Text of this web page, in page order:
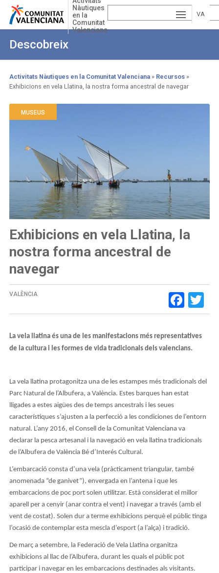
Skip
main
Nàutiques
en la
Comunitat
Valenciana
VA
Descobreix
Breadcrumb
Activitats Nàutiques en la Comunitat Valenciana
Recursos
Exhibicions en vela Llatina, la nostra forma ancestral de navegar
MUSEUS
Exhibicions en vela Llatina, la
nostra forma ancestral de
navegar
VALÈNCIA
La vela llatina és una de les manifestacions més representatives
de la cultura i les formes de vida tradicionals dels valencians.
La vela llatina protagonitza una de les estampes més tradicionals del
Parc Natural de l’Albufera, a València. Estes barques han estat
lligades a estes aigües des de temps ancestrals i les seues
característiques s’ajusten a la perfecció a les condiciones de l’entorn
natural. L’any 2016, el Consell de la Comunitat Valenciana va
declarar la pesca artesanal i la navegació en vela llatina tradicionals
de l’Albufera de València Bé d’Interés Cultural.
L’embarcació consta d’una vela (pràcticament triangular, també
anomenada “de ganivet”), envergada en l’antena i que les
embarcacions de poc port solen utilitzar. Està considerat el millor
aparell per a cenyir (anar contra el vent) i navegar a través (amb el
vent de costat). Solen dur a terme exhibicions perquè el públic tinga
l’ocasió de contemplar esta mescla d’esport (a l’alça) i tradició.
De març a setembre, la Federació de Vela Llatina organitza
exhibicions al llac de l’Albufera, durant les quals el públic pot
participar i navegar en les embarcacions destinades als visitants.